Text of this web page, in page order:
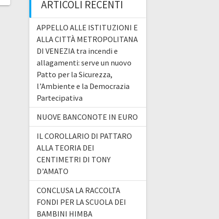
ARTICOLI RECENTI
APPELLO ALLE ISTITUZIONI E
ALLA CITTÀ METROPOLITANA
DI VENEZIA tra incendi e
allagamenti: serve un nuovo
Patto per la Sicurezza,
l’Ambiente e la Democrazia
Partecipativa
NUOVE BANCONOTE IN EURO
IL COROLLARIO DI PATTARO
ALLA TEORIA DEI
CENTIMETRI DI TONY
D’AMATO
CONCLUSA LA RACCOLTA
FONDI PER LA SCUOLA DEI
BAMBINI HIMBA